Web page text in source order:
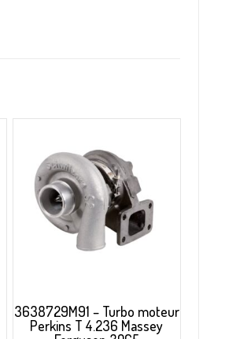
3638729M91 – Turbo moteur
Perkins T 4.236 Massey